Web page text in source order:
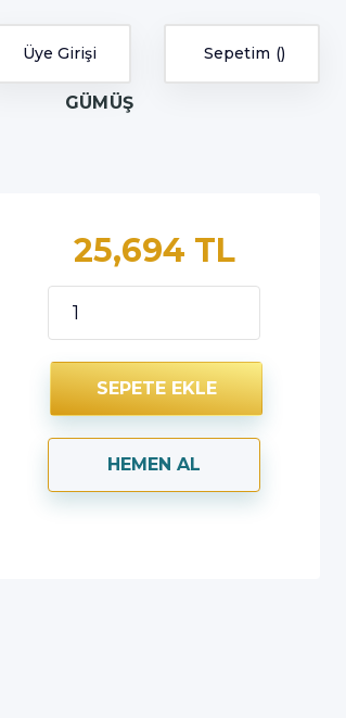
Üye Girişi Sepetim
GÜMÜŞ
25,694 TL
SEPETE EKLE
HEMEN AL